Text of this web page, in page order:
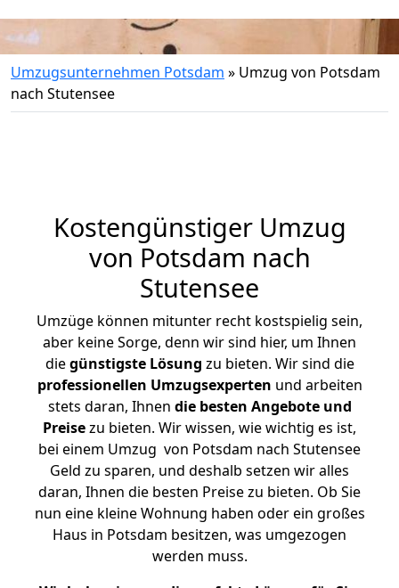
Umzugsunternehmen Potsdam » Umzug von Potsdam
nach Stutensee
Kostengünstiger Umzug
von Potsdam nach
Stutensee
Umzüge können mitunter recht kostspielig sein,
aber keine Sorge, denn wir sind hier, um Ihnen
diegünstigste Lösung zu bieten. Wir sind die
professionellen Umzugsexperten und arbeiten
stets daran, Ihnen die besten Angebote und
Preisezu bieten. Wir wissen, wie wichtig es ist,
bei einem Umzug von Potsdam nach Stutensee
Geld zu sparen, und deshalb setzen wir alles
daran, Ihnen die besten Preise zu bieten. Ob Sie
nun eine kleine Wohnung haben oder ein großes
Haus in Potsdam besitzen, was umgezogen
werden muss.